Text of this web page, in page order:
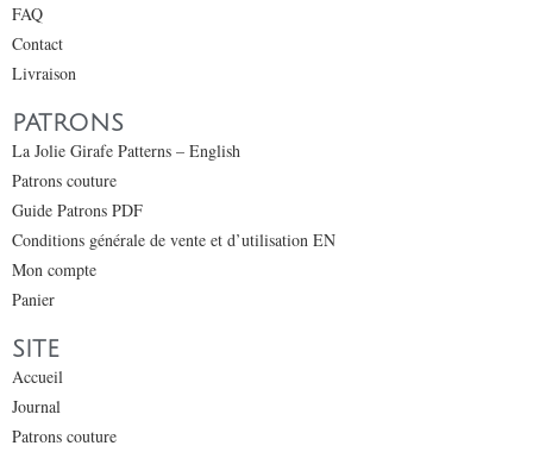
FAQ
Contact
Livraison
PATRONS
La Jolie Girafe Patterns – English
Patrons couture
Guide Patrons PDF
Conditions générale de vente et d’utilisation EN
Mon compte
Panier
SITE
Accueil
Journal
Patrons couture